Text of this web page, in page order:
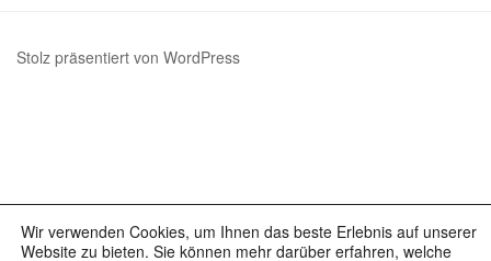
Stolz präsentiert von WordPress
Wir verwenden Cookies, um Ihnen das beste Erlebnis auf unserer
Website zu bieten. Sie können mehr darüber erfahren, welche